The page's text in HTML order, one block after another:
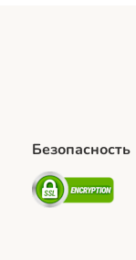
Безопасность